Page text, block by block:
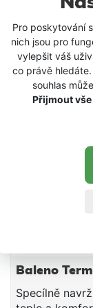
Pro poskytování
nich jsou pro
vylepšit váš
co právě
souhlas
Přijmout vše
pro rybáře,
elegantní.
reputaci díky
látek a
outdoorového
průběhu
kvalitu,
dle
Každý, kdo
může
SKLADEM
Baleno
Specílně